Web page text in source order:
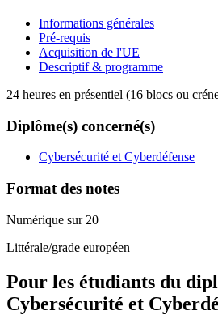
Informations générales
Pré-requis
Acquisition de l'UE
Descriptif & programme
24 heures en présentiel (16 blocs ou
Diplôme(s) concerné(s)
Cybersécurité et Cyberdéfense
Format des notes
Numérique sur 20
Littérale/grade européen
Pour les étudiants du
Cybersécurité et